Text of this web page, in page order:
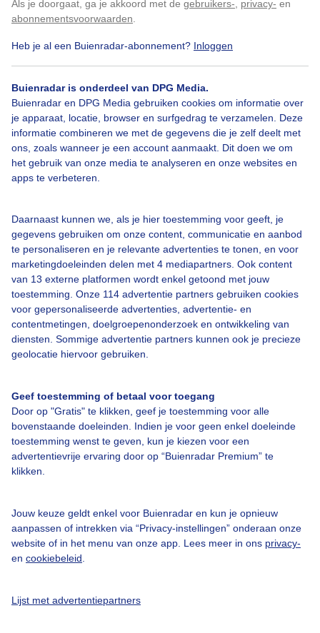
Als je doorgaat, ga je akkoord met de gebruikers- privacy- en
abonnementsvoorwaarden
Heb je al een Buienradar-abonnement? Inloggen
Buienradar is onderdeel van DPG Media.
Buienradar en DPG Media gebruiken cookies om informatie over
je apparaat, locatie, browser en surfgedrag te verzamelen. Deze
informatie combineren we met de gegevens die je zelf deelt met
ons, zoals wanneer je een account aanmaakt. Dit doen we om
het gebruik van onze media te analyseren en onze websites en
apps te verbeteren.
Daarnaast kunnen we, als je hier toestemming voor geeft, je
gegevens gebruiken om onze content, communicatie en aanbod
te personaliseren en je relevante advertenties te tonen, en voor
marketingdoeleinden delen met 4 mediapartners. Ook content
van 13 externe platformen wordt enkel getoond met jouw
toestemming. Onze 114 advertentie partners gebruiken cookies
voor gepersonaliseerde advertenties, advertentie- en
contentmetingen, doelgroepenonderzoek en ontwikkeling van
diensten. Sommige advertentie partners kunnen ook je precieze
geolocatie hiervoor gebruiken.
Geef toestemming of betaal voor toegang
Door op "Gratis" te klikken, geef je toestemming voor alle
bovenstaande doeleinden. Indien je voor geen enkel doeleinde
toestemming wenst te geven, kun je kiezen voor een
advertentievrije ervaring door op “Buienradar Premium” te
klikken.
Jouw keuze geldt enkel voor Buienradar en kun je opnieuw
aanpassen of intrekken via “Privacy-instellingen” onderaan onze
website of in het menu van onze app. Lees meer in ons privacy-
en cookiebeleid
Lijst met advertentiepartners
Door: Arco Visser Gemaakt: 21-03-2026, 159x bekeken
Mist Laaghangendebewolking Grijsweer
Bekijk slideshow
Een moment geduld aub...
Over Buienradar
Bedrijfsgegevens
Veelgestelde vragen
Contact
Toegankelijkheid
Adverteren
Buienradar Team
Privacy beleid
Klik hierom dit aan te passen